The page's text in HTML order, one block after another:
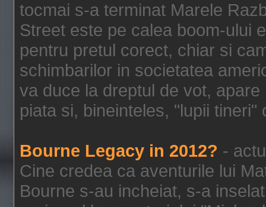
tocmai s-a terminat Marele
Street este pe calea boom-ului
pentru pretul corect, chiar si
schimbarilor in societatea
va duce la dreptul de vot,
piata si, bineinteles, "lupii
Bourne Legacy in 2012? -
Cine credea ca aventurile lui
Bourne s-au incheiat, s-a